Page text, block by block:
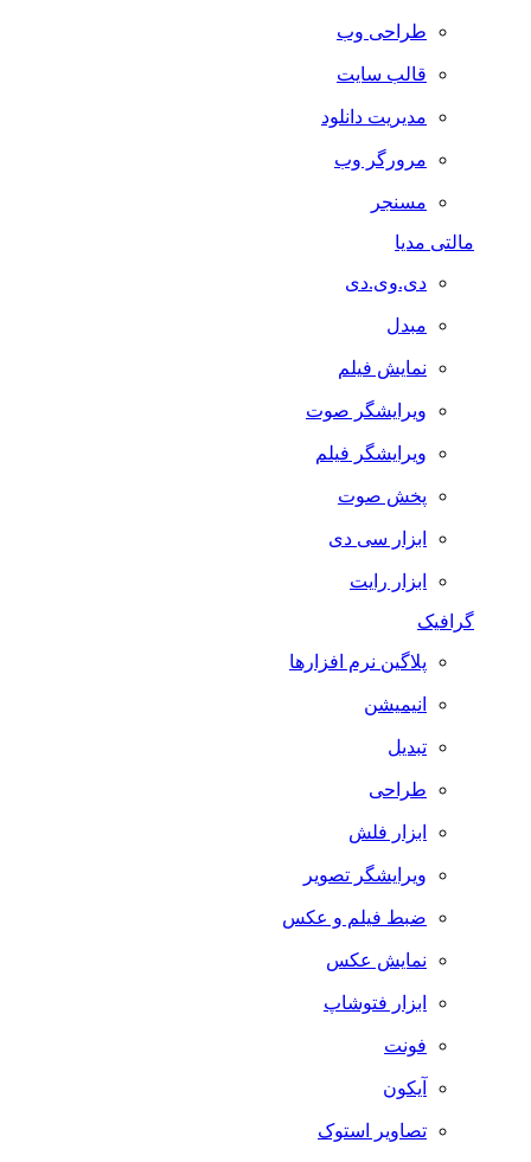
طراحی وب
قالب سایت
مدیریت دانلود
مرورگر وب
مسنجر
مالتی مدیا
دی.وی.دی
مبدل
نمایش فیلم
ویرایشگر صوت
ویرایشگر فیلم
پخش صوت
ابزار سی دی
ابزار رایت
گرافیک
پلاگین نرم افزارها
انیمیشن
تبدیل
طراحی
ابزار فلش
ویرایشگر تصویر
ضبط فيلم و عكس
نمایش عکس
ابزار فتوشاپ
فونت
آیکون
تصاویر استوک